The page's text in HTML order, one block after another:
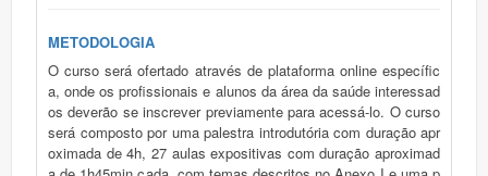
METODOLOGIA
O curso será ofertado através de plataforma online específic
a, onde os profissionais e alunos da área da saúde interessad
os deverão se inscrever previamente para acessá-lo. O curso
será composto por uma palestra introdutória com duração apr
oximada de 4h, 27 aulas expositivas com duração aproximad